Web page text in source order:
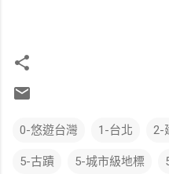
0-悠遊台灣 1-台北 2-
5-古蹟 5-城市級地標